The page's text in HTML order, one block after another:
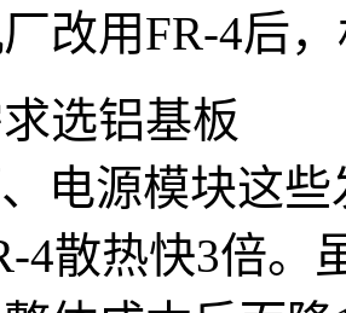
改用FR-4后
选铝基板
电源模块这
4散热快3倍。